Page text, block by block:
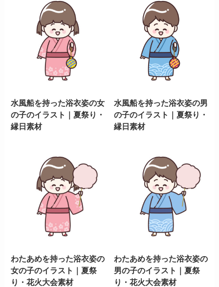
水風船を持った浴衣姿の女
の子のイラスト｜夏祭り・
縁日素材
水風船を持った浴衣姿の男
の子のイラスト｜夏祭り・
縁日素材
わたあめを持った浴衣姿の
女の子のイラスト｜夏祭
り・花火大会素材
わたあめを持った浴衣姿の
男の子のイラスト｜夏祭
り・花火大会素材